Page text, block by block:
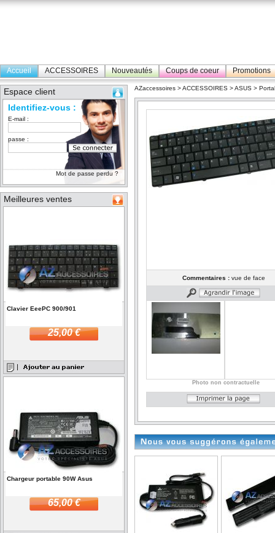
Accueil ACCESSOIRES Nouveautés Coups de coeur Promotions
Espace client
Identifiez-vous :
E-mail :
passe :
Mot de passe perdu ?
Meilleures ventes
Clavier EeePC 900/901
25,00 €
Chargeur portable 90W Asus
65,00 €
AZaccessoires >ACCESSOIRES >ASUS >
Commentaires :vue de face
Photo non contractuelle